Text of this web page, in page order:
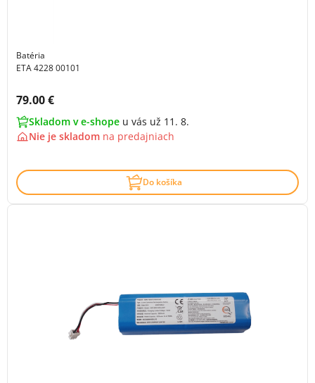
Batéria
ETA 4228 00101
Cena s DPH:
79.00 €
Skladom v e-shope u vás už 11. 8.
Nie je skladom na predajniach
Do košíka